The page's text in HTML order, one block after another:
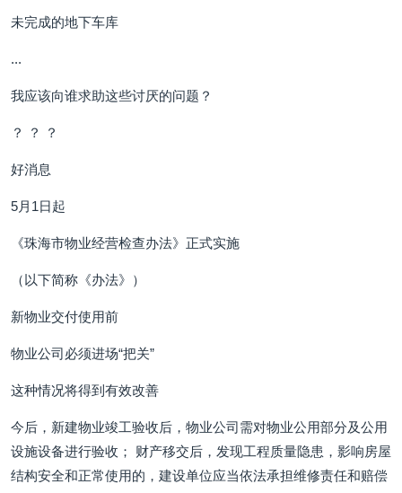
未完成的地下车库
...
我应该向谁求助这些讨厌的问题？
？ ？ ？
好消息
5月1日起
《珠海市物业经营检查办法》正式实施
（以下简称《办法》）
新物业交付使用前
物业公司必须进场“把关”
这种情况将得到有效改善
今后，新建物业竣工验收后，物业公司需对物业公用部分及公用
设施设备进行验收； 财产移交后，发现工程质量隐患，影响房屋
结构安全和正常使用的，建设单位应当依法承担维修责任和赔偿